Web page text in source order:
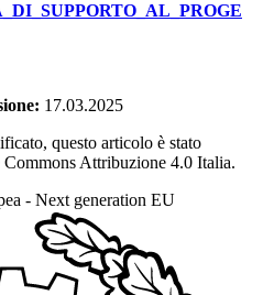
17.03.2025
questo articolo è stato
Attribuzione 4.0 Italia.